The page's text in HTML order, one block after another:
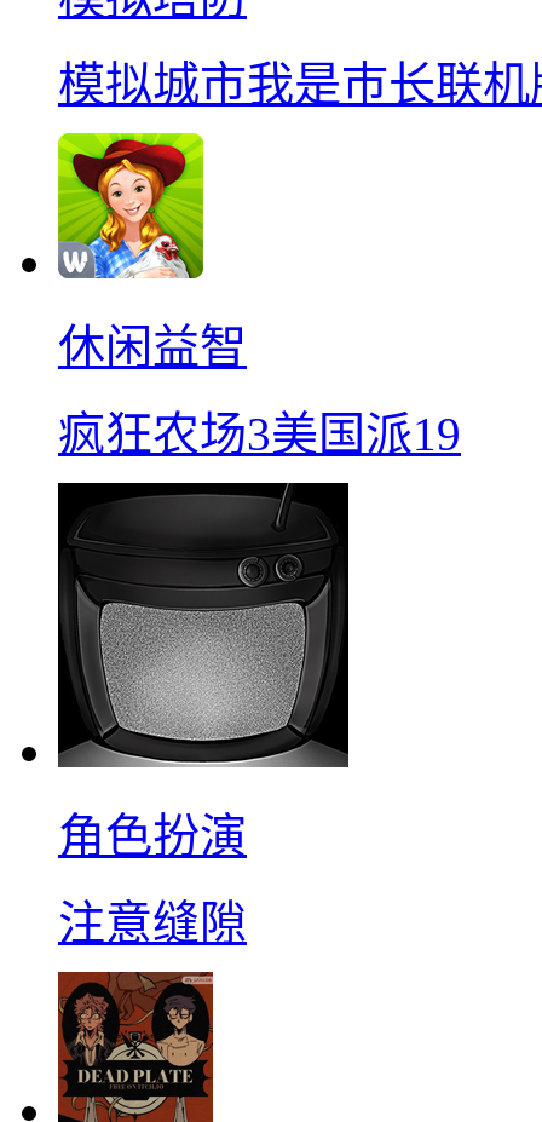
模拟城市我是巿长联机
休闲益智
疯狂农场3美国派19
角色扮演
注意缝隙